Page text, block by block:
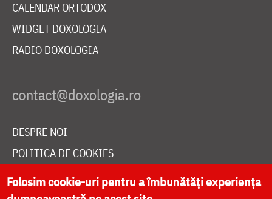
CALENDAR ORTODOX
WIDGET DOXOLOGIA
RADIO DOXOLOGIA
DESPRE NOI
POLITICA DE COOKIES
DONEAZĂ ONLINE PENTRU CATEDRALA NAȚIONALĂ
Folosim cookie-uri pentru a îmbunătăți experiența